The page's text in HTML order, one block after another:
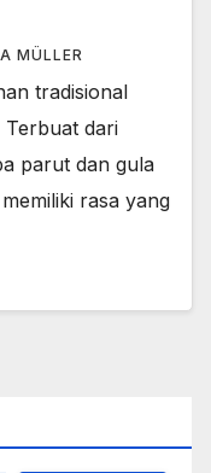
MÜLLER
tradisional
Terbuat dari
parut dan gula
rasa yang